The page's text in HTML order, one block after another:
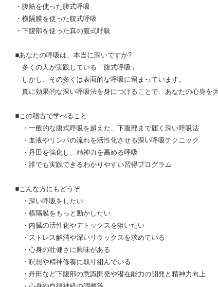
・腹筋を使った腹式呼吸
・横隔膜を使った腹式呼吸
・下腹部を使った真の腹式呼吸
■あなたの呼吸は、本当に深いですか?
多くの人が実践している「腹式呼吸」
しかし、その多くは表面的な呼吸に留まっています。
真に効果的な深い呼吸法を身につけることで、あなたの心身を
■この稽古で学べること
・一般的な腹式呼吸を超えた、下腹部まで届く深い呼吸法
・血液やリンパの流れを活性化させる深い呼吸テクニック
・丹田を強化し、精神力を高める呼吸
・誰でも実践できるわかりやすい習得プログラム
■こんな方にもどうぞ
・深い呼吸をしたい
・横隔膜をもっと動かしたい
・内臓の活性化やデトックスを狙いたい
・ストレス解消や深いリラックスを求めている
・心身の壮健さに興味がある
・瞑想や精神修養に取り組んでいる
・丹田など下腹部の意識開発や潜在能力の開発と精神力向上